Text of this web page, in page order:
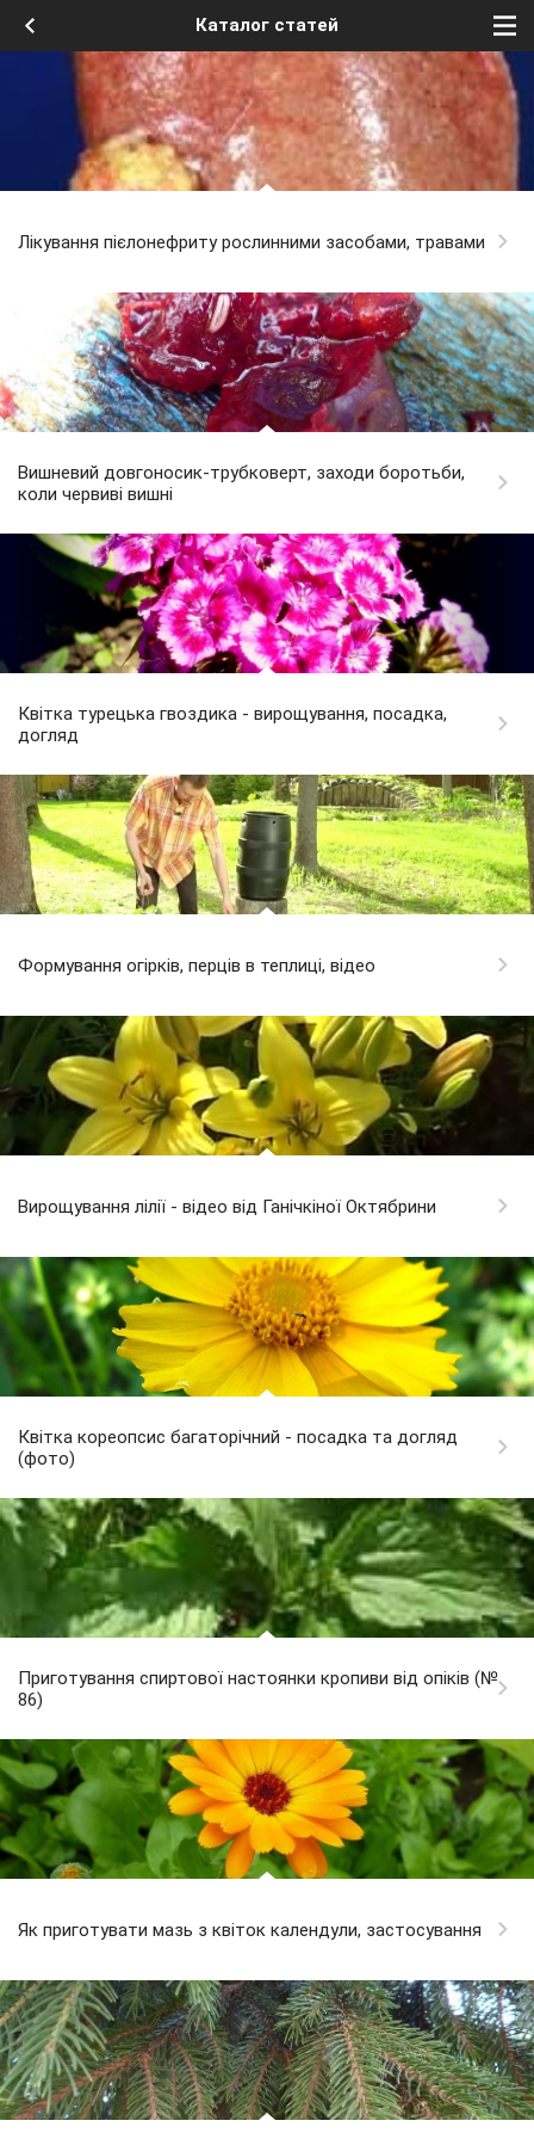
Каталог статей
Лікування пієлонефриту рослинними засобами, травами
Вишневий довгоносик-трубковерт, заходи боротьби,
коли червиві вишні
Квітка турецька гвоздика - вирощування, посадка,
догляд
Формування огірків, перців в теплиці, відео
Вирощування лілії - відео від Ганічкіної Октябрини
Квітка кореопсис багаторічний - посадка та догляд
(фото)
Приготування спиртової настоянки кропиви від опіків (№
86)
Як приготувати мазь з квіток календули, застосування